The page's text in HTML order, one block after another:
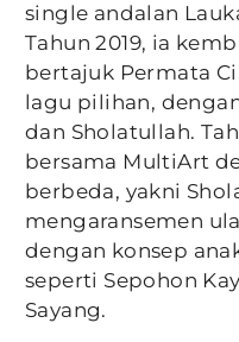
single andalan
Tahun 2019, ia
bertajuk Permata
lagu pilihan,
dan Sholatullah.
bersama MultiArt
berbeda, yakni
mengaransemen
dengan konsep
seperti Sepohon
Sayang.